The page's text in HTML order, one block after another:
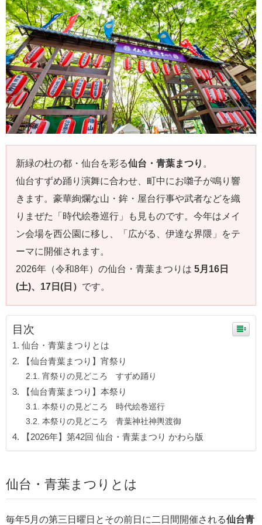
新緑の杜の都・仙台を彩る仙台・青葉まつり 。
仙台すずめ踊り演舞に合わせ、町中にお囃子が鳴り響
きます。豪華絢爛な山・鉾・屋台行事や武者などを織
りまぜた「時代絵巻巡行」も見ものです。今年はメイ
ン会場を西公園に移し、「広がる、伊達な界隈」をテ
ーマに開催されます。
2026年（令和8年）の仙台・青葉まつりは 5月16日
(土)、17日(日） です。
目次
仙台・青葉まつりとは
【仙台青葉まつり】宵祭り
宵祭りの見どころ すずめ踊り
【仙台青葉まつり】本祭り
本祭りの見どころ 時代絵巻巡行
本祭りの見どころ 青葉神社神輿渡御
【2026年】第42回 仙台・青葉まつり かわら版
仙台・青葉まつりとは
毎年5月の第三日曜日とその前日に二日間開催される仙台青